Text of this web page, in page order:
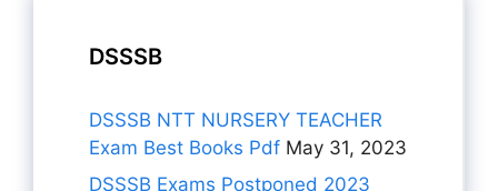
DSSSB
DSSSB NTT NURSERY TEACHER
Exam Best Books Pdf May 31, 2023
DSSSB Exams Postponed 2023